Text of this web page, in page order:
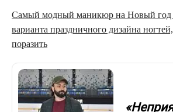
Самый модный маникюр на Новый год
варианта праздничного дизайна
поразить